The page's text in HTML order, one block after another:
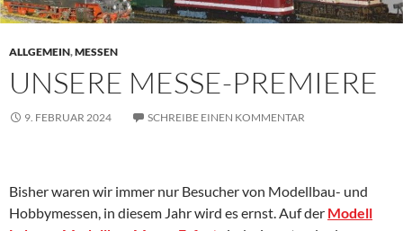
ALLGEMEIN,MESSEN
UNSERE MESSE-PREMIERE
9. FEBRUAR 2024 SCHREIBE EINEN KOMMENTAR
Bisher waren wir immer nur Besucher von Modellbau- und
Hobbymessen, in diesem Jahr wird es ernst. Auf der Modell